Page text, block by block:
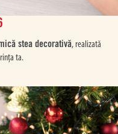
stea decorativă, realizată
ta.